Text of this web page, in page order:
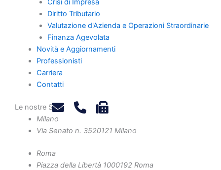
Crisi di Impresa
Diritto Tributario
Valutazione d'Azienda e Operazioni Straordinarie
Finanza Agevolata
Novità e Aggiornamenti
Professionisti
Carriera
Contatti
Le nostre Sedi
Milano
Via Senato n. 3520121 Milano
Roma
Piazza della Libertà 1000192 Roma
semplificato per
atti di frode
informativa:
considerazioni
sistematiche a
margine di Trib.
Milano, 22 aprile
2025, Pres. est. De